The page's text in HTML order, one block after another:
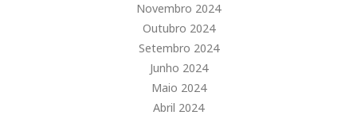
Novembro 2024
Outubro 2024
Setembro 2024
Junho 2024
Maio 2024
Abril 2024